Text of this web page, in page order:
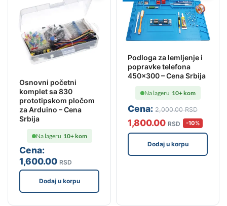
Osnovni početni
komplet sa 830
prototipskom pločom
za Arduino – Cena
Srbija
Cena:
1,600.00 RSD
Na lageru 10+ kom
Dodaj u korpu
Podloga za lemljenje i
popravke telefona
450×300 – Cena Srbija
Cena: 2,000.00 RSD
1,800.00 RSD -10%
Na lageru 10+ kom
Dodaj u korpu